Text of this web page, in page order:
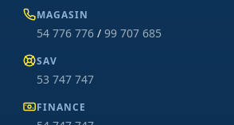
MAGASIN
54 776 776 / 99 707 685
SAV
53 747 747
FINANCE